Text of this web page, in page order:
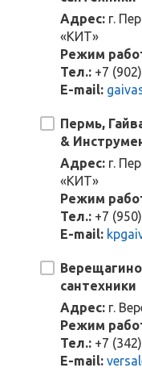
Адрес: г.
«КИТ»
Режим
Тел.: +7
E-mail:
Пермь,
&
Адрес: г.
«КИТ»
Режим
Тел.: +7
E-mail:
сантехники
Адрес: г.
Режим
Тел.: +7
E-mail: